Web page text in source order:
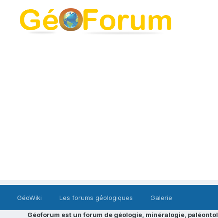
GéoWiki Les forums géologiques Galerie
Géoforum est un forum de géologie, minéralogie,